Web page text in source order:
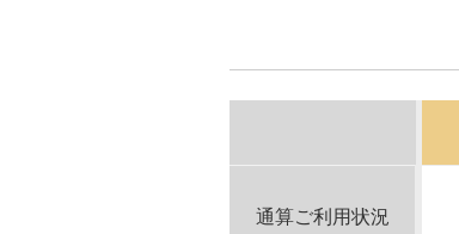
通算ご利用状況